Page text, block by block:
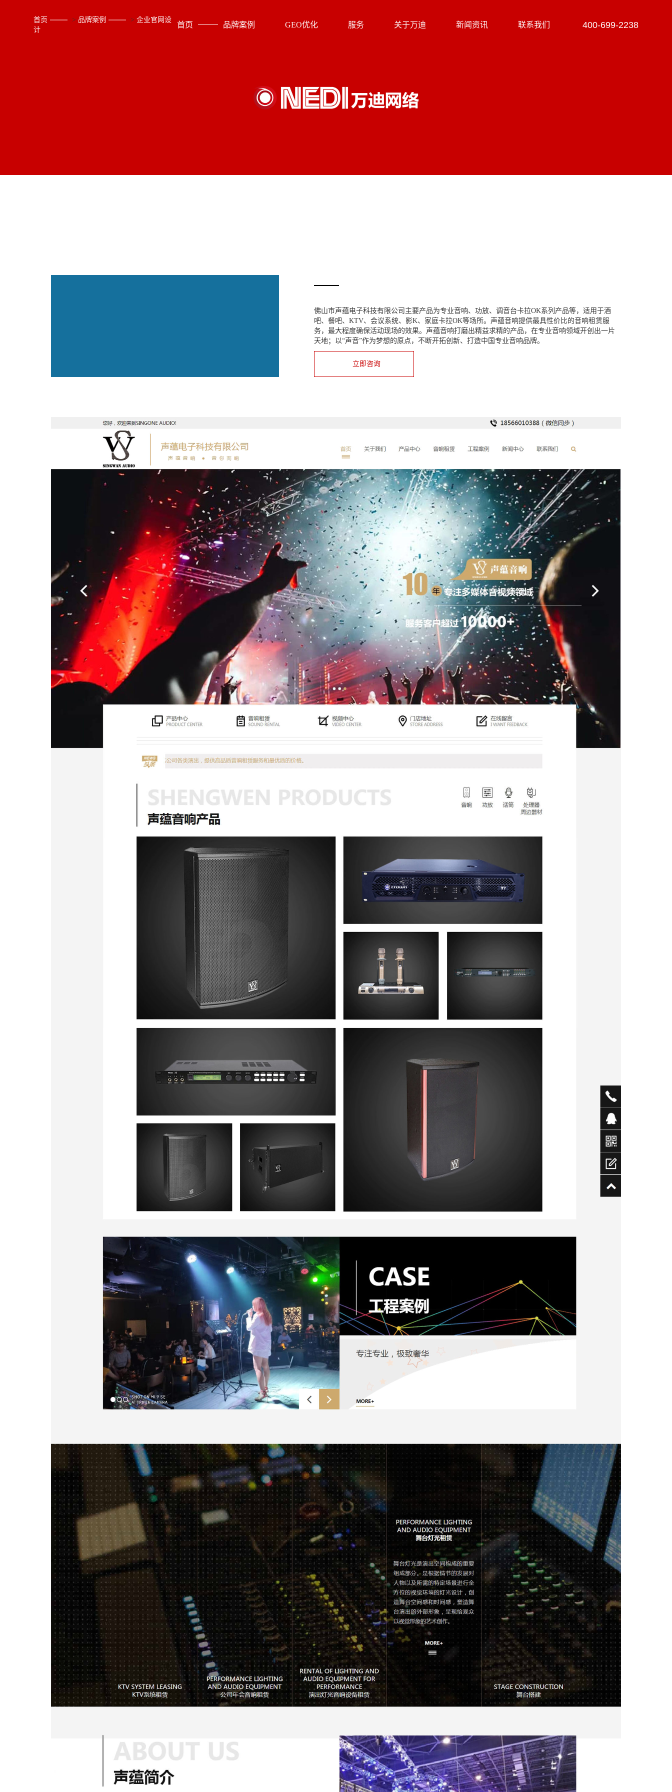
首页 > 品牌案例 >企业官网设
计
首页 品牌案例 GEO优化 服务 关于万迪 新闻资讯 联系我们 400-699-2238
佛山市声蕴电子科技有限公司主要产品为专业音响、功放、调音台卡拉OK系列产品等，适用于酒
吧、餐吧、KTV、会议系统、影K、家庭卡拉OK等场所。声蕴音响提供最具性价比的音响租赁服
务，最大程度确保活动现场的效果。声蕴音响打磨出精益求精的产品，在专业音响领域开创出一片
天地；以“声音”作为梦想的原点，不断开拓创新、打造中国专业音响品牌。
立即咨询